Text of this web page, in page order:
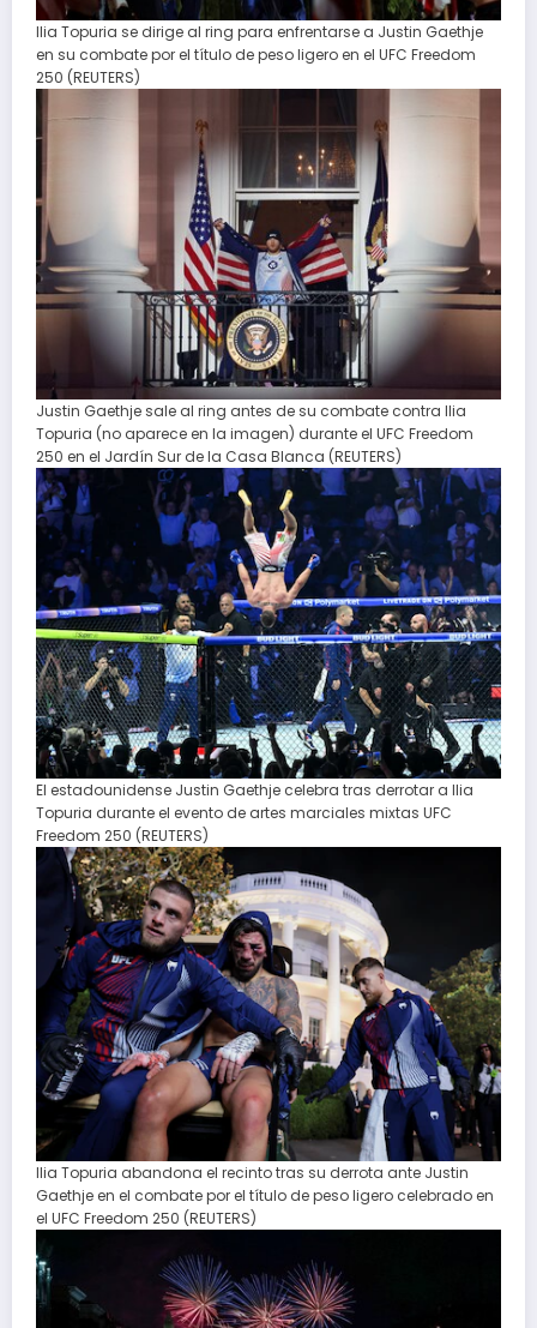
Ilia Topuria se dirige al ring para enfrentarse a Justin Gaethje
en su combate por el título de peso ligero en el UFC Freedom
250 (REUTERS)
Justin Gaethje sale al ring antes de su combate contra Ilia
Topuria (no aparece en la imagen) durante el UFC Freedom
250 en el Jardín Sur de la Casa Blanca (REUTERS)
El estadounidense Justin Gaethje celebra tras derrotar a Ilia
Topuria durante el evento de artes marciales mixtas UFC
Freedom 250 (REUTERS)
Ilia Topuria abandona el recinto tras su derrota ante Justin
Gaethje en el combate por el título de peso ligero celebrado en
el UFC Freedom 250 (REUTERS)